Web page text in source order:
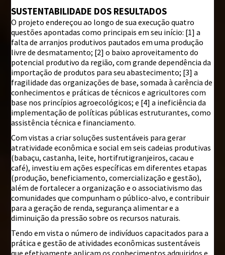
SUSTENTABILIDADE DOS RESULTADOS
O projeto endereçou ao longo de sua execução quatro
questões apontadas como principais em seu início: [1] a
falta de arranjos produtivos pautados em uma produção
livre de desmatamento; [2] o baixo aproveitamento do
potencial produtivo da região, com grande dependência da
importação de produtos para seu abastecimento; [3] a
fragilidade das organizações de base, somada à carência de
conhecimentos e práticas de técnicos e agricultores com
base nos princípios agroecológicos; e [4] a ineficiência da
implementação de políticas públicas estruturantes, como
assistência técnica e financiamento.
Com vistas a criar soluções sustentáveis para gerar
atratividade econômica e social em seis cadeias produtivas
(babaçu, castanha, leite, hortifrutigranjeiros, cacau e
café), investiu em ações específicas em diferentes etapas
(produção, beneficiamento, comercialização e gestão),
além de fortalecer a organização e o associativismo das
comunidades que compunham o público-alvo, e contribuir
para a geração de renda, segurança alimentar e a
diminuição da pressão sobre os recursos naturais.
Tendo em vista o número de indivíduos capacitados para a
prática e gestão de atividades econômicas sustentáveis
que efetivamente aplicam os conhecimentos adquiridos e